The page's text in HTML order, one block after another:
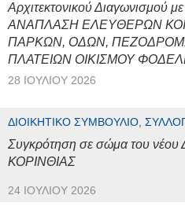
Αρχιτεκτονικού Διαγωνισμού
ΑΝΑΠΛΑΣΗ ΕΛΕΥΘΕΡΩΝ
ΠΑΡΚΩΝ, ΟΔΩΝ,
ΠΛΑΤΕΙΩΝ ΟΙΚΙΣΜΟΥ
28 ΙΟΥΛΊΟΥ 2026
ΔΙΟΙΚΗΤΙΚΌ ΣΥΜΒΟΎΛΙΟ,
Συγκρότηση σε σώμα του
ΚΟΡΙΝΘΙΑΣ
24 ΙΟΥΛΊΟΥ 2026